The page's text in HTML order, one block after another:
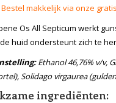
Bestel makkelijk via onze
Os All Septicum werkt
huid ondersteunt zich te
Ethanol 46,76% v/v,
Solidago virgaurea
ingrediënten: